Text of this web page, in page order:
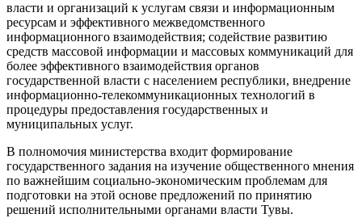
власти и организаций к услугам связи и информационным
ресурсам и эффективного межведомственного
информационного взаимодействия; содействие развитию
средств массовой информации и массовых коммуникаций для
более эффективного взаимодействия органов
государственной власти с населением республики, внедрение
информационно-телекоммуникационных технологий в
процедуры предоставления государственных и
муниципальных услуг.
В полномочия министерства входит формирование
государственного задания на изучение общественного мнения
по важнейшим социально-экономическим проблемам для
подготовки на этой основе предложений по принятию
решений исполнительными органами власти Тувы.